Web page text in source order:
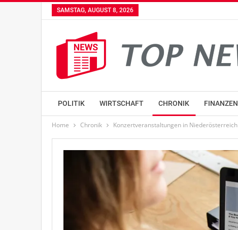
SAMSTAG, AUGUST 8, 2026
POLITIK WIRTSCHAFT CHRONIK FINANZEN
Home Chronik Konzertveranstaltungen in Niederösterreich